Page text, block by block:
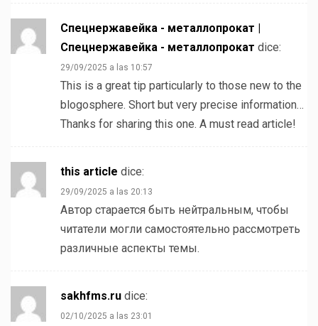
Спецнержавейка - металлопрокат |
Спецнержавейка - металлопрокат dice:
29/09/2025 a las 10:57
This is a great tip particularly to those new to the
blogosphere. Short but very precise information…
Thanks for sharing this one. A must read article!
this article dice:
29/09/2025 a las 20:13
Автор старается быть нейтральным, чтобы
читатели могли самостоятельно рассмотреть
различные аспекты темы.
sakhfms.ru dice:
02/10/2025 a las 23:01